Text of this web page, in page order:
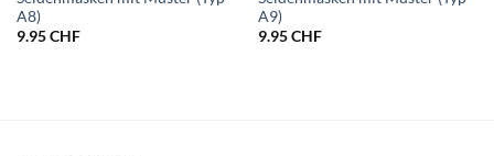
A8)
9.95CHF
A9)
9.95CHF